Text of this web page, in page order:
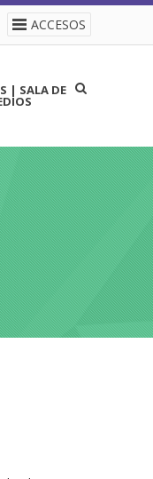
ACCESOS
| SALA DE